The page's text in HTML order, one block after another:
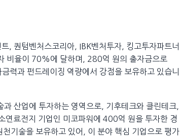
, 퀀텀벤처스코리아, IBK벤처투자, 킹고투자파트너
비율이 70%에 달하며, 280억 원의 출자금으로
력과 펀드레이징 역량에서 강점을 보유하고 있습니
산업에 투자하는 영역으로, 기후테크와 클린테크,
연료전지 기업인 미코파워에 400억 원을 투자한 경
기술을 보유하고 있어, 이 분야 핵심 기업으로 평가